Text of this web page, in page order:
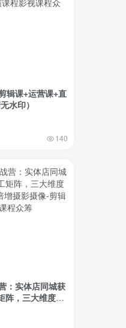
辑课+运营课+直
水印）
140
：实体店同城获
阵，三大维度帮